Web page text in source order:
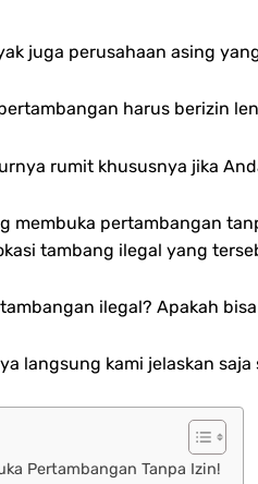
juga perusahaan asing
harus berizin
rumit khususnya jika
membuka pertambangan
tambang ilegal yang
ilegal? Apakah
langsung kami jelaskan
Pertambangan Tanpa Izin!